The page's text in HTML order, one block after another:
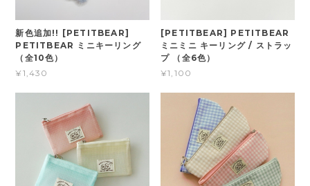
新色追加!! [PETITBEAR]
PETITBEAR ミニキーリング
（全10色）
¥1,430
[PETITBEAR] PETITBEAR
ミニミニ キーリング / ストラッ
プ （全6色）
¥1,100